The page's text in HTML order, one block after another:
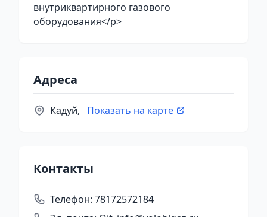
внутриквартирного газового
оборудования</p>
Адреса
Кадуй, Показать на карте
Контакты
Телефон: 78172572184